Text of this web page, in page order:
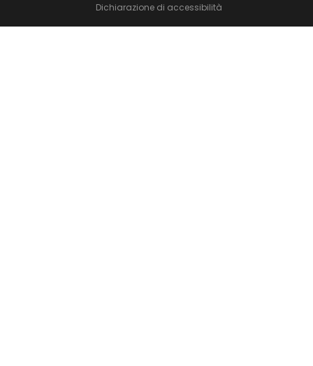
Dichiarazione di accessibilità